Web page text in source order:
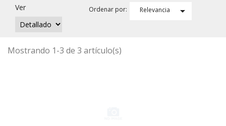
Ver Ordenar por: Relevancia 
Mostrando 1-3 de 3 artículo(s)